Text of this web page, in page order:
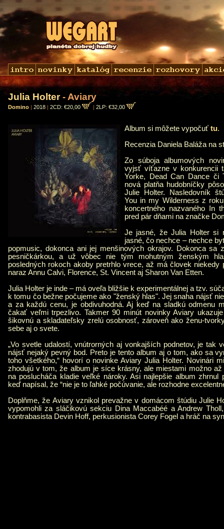
Julia Holter- Aviary
Domino | 2018 | 2CD: €20,00 | 2LP: €32,00
Album si môžete vypočuť tu.
Recenzia Daniela Baláža na
Zo súboja albumových
vyjsť víťazne v konkurencii
Yorke, Dead Can Dance či
nová platňa hudobníčky
Julie Holter. Nasledovník
You in my Wilderness z
koncertného nazvaného In
pred pár dňami na značke
Je jasné, že Julia Holter si
jasné, čo nechce – nechce
popmusic, dokonca ani jej menšinových okrajov. Dokonca sa
pesničkárkou, a už vôbec nie tým mohutným ženským
posledných rokoch akoby pretrhlo vrece, až má človek niekedy
naraz Annu Calvi, Florence, St. Vincent aj Sharon Van Etten.
Julia Holter je inde – má oveľa bližšie k experimentálnej a tzv.
k tomu čo bežne počujeme ako "ženský hlas". Jej snaha nájsť
a za každú cenu, je obdivuhodná. Aj keď na sladkú odmenu
čakať veľmi trpezlivo. Takmer 90 minút novinky Aviary
šikovnú a skladateľsky zrelú osobnosť, zároveň ako ženu-
sebe aj o svete.
„Vo svetle udalostí, vnútrorných aj vonkajších podnetov, je tak
nájsť nejaký pevný bod. Preto je tento album aj o tom, ako sa
toho všetkého,“ hovorí o novinke Aviary Julia Holter. Novinári
zhodujú v tom, že album je síce krásny, ale miestami možno
na poslucháča kladie veľké nároky. Asi najlepšie album zhrnul
keď napísal, že “nie je to ľahké počúvanie, ale rozhodne
Doplňme, že Aviary vznikol prevažne v domácom štúdiu Julie
vypomohli za sláčikovú sekciu Dina Maccabéé a Andrew
kontrabasista Devin Hoff, perkusionista Corey Fogel a hráč na